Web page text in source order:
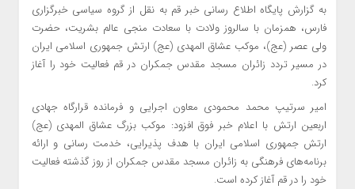
به گزارش پایگاه اطلاع رسانی خبر قم به نقل از گروه سیاسی خبرگزاری
فارس، همزمان با سالروز ولادت با سعادت منجی عالم بشریت، حضرت
ولی عصر (عج)، موکب عشاق المهدی (عج) ارتش جمهوری اسلامی ایران
در مسیر تردد زائران مسجد مقدس جمکران در قم فعالیت خود را آغاز
کرد.
امیر سرتیپ محمد محمودی معاون اجرایی و فرمانده قرارگاه جهادی
اربعین ارتش با اعلام خبر فوق افزود: موکب بزرگ عشاق المهدی (عج)
ارتش جمهوری اسلامی ایران با هدف پذیرایی، خدمت رسانی و ارائه
برنامه‌های فرهنگی به زائران مسجد مقدس جمکران از روز گذشته فعالیت
خود را در قم آغاز کرده است.